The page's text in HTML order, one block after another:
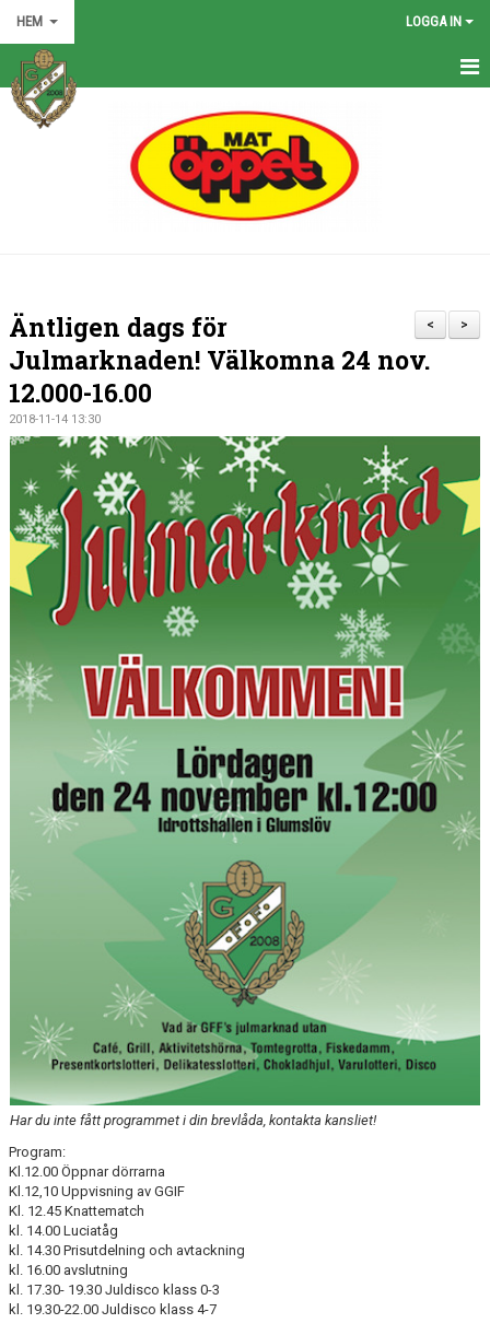
HEM LOGGA IN
HEM
KALENDER
BILDGALLERI
MATCHER
VÅRA LAG
BLI MEDLEM
KLÄDKOLLEKTION
FOTBOLLSSKOLAN 2026
>
<
Äntligen dags för
Julmarknaden! Välkomna 24 nov.
12.000-16.00
2018-11-14 13:30
Har du inte fått programmet i din brevlåda, kontakta kansliet!
Program:
Kl.12.00 Öppnar dörrarna
Kl.12,10 Uppvisning av GGIF
Kl. 12.45 Knattematch
kl. 14.00 Luciatåg
kl. 14.30 Prisutdelning och avtackning
kl. 16.00 avslutning
kl. 17.30- 19.30 Juldisco klass 0-3
kl. 19.30-22.00 Juldisco klass 4-7